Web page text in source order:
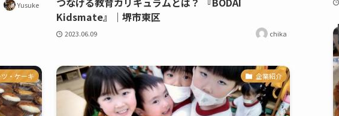
Yusuke
Kidsmate』｜堺市東区
2023.06.09 chika
・ケーキ 企業紹介